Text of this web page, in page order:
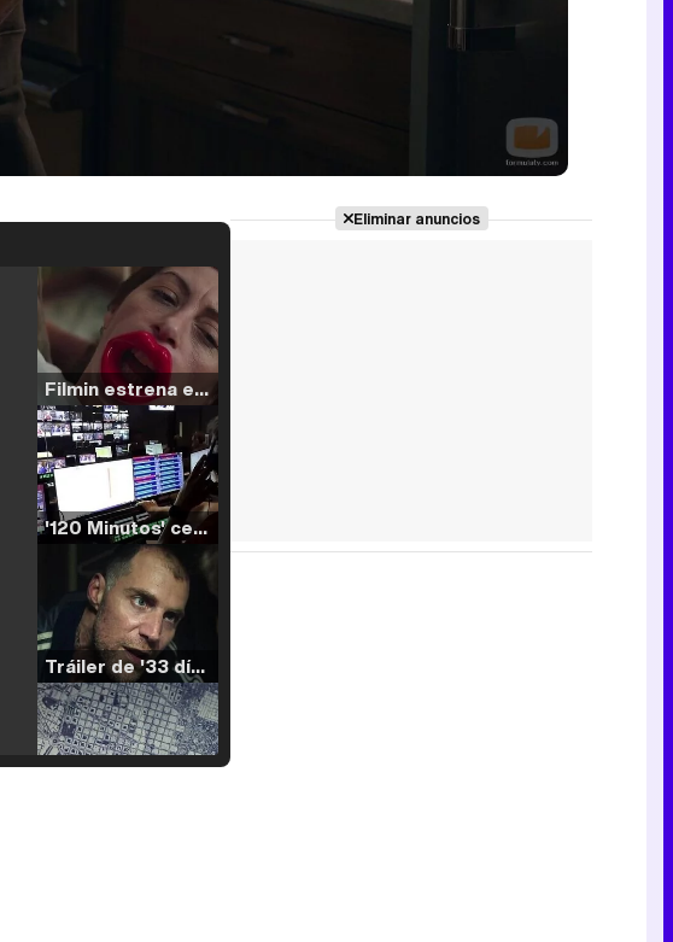
Filmin estrena el tráiler de 'Millennial Mal', su nueva comedia universitaria de la mano de Lorena Iglesias
'120 Minutos' celebra sus 2.000 programas en Telemadrid con un vídeo del día a día en la redacción
Tráiler de '33 días', la nueva serie de Atresplayer con Julián Villagrán y José Manuel Poga
Eliminar anuncios